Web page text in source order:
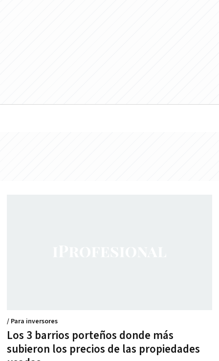
Los 3 barrios porteños donde más
subieron los precios de las propiedades
/ Para inversores